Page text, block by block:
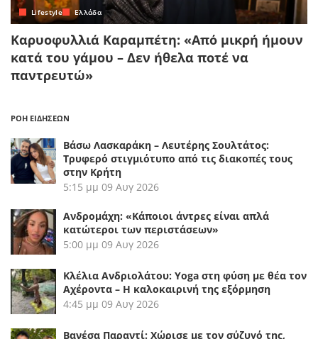
Lifestyle Ελλάδα
Καρυοφυλλιά Καραμπέτη: «Από μικρή ήμουν
κατά του γάμου – Δεν ήθελα ποτέ να
παντρευτώ»
ΡΟΗ ΕΙΔΗΣΕΩΝ
Βάσω Λασκαράκη – Λευτέρης Σουλτάτος:
Τρυφερό στιγμιότυπο από τις διακοπές τους
στην Κρήτη
5:15 μμ 09 Αυγ 2026
Ανδρομάχη: «Κάποιοι άντρες είναι απλά
κατώτεροι των περιστάσεων»
5:00 μμ 09 Αυγ 2026
Κλέλια Ανδριολάτου: Yoga στη φύση με θέα τον
Αχέροντα – Η καλοκαιρινή της εξόρμηση
4:45 μμ 09 Αυγ 2026
Βανέσα Παραντί: Χώρισε με τον σύζυγό της,